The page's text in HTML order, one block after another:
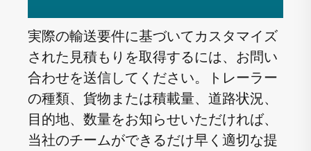
実際の輸送要件に基づいてカスタマイズ
された見積もりを取得するには、お問い
合わせを送信してください。トレーラー
の種類、貨物または積載量、道路状況、
目的地、数量をお知らせいただければ、
当社のチームができるだけ早く適切な提